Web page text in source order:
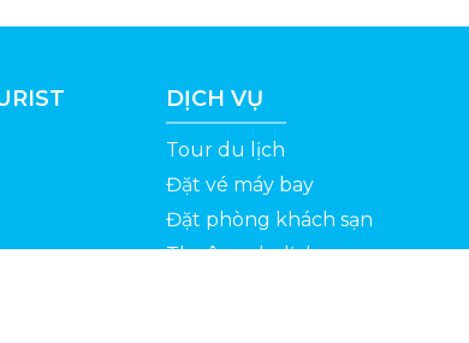
DỊCH VỤ
Tour du lịch
Đặt vé máy bay
Đặt phòng khách sạn
Thuê xe du lịch